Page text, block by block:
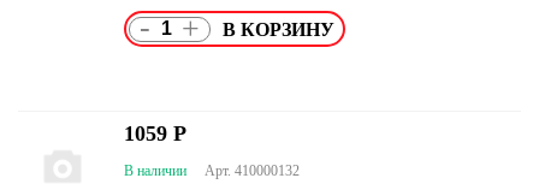
- +
Арт. 410000132
В наличии
1059 Р